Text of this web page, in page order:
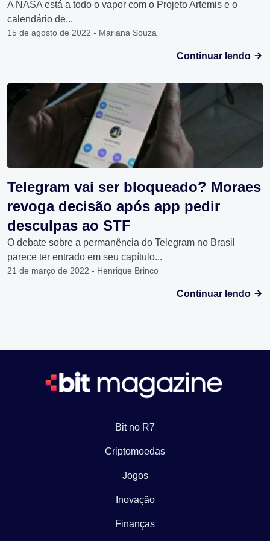
A NASA está a todo o vapor com o Projeto Artemis e o
calendário de...
15 de agosto de 2022 - Mariana Souza
Continuar lendo
Telegram vai ser bloqueado? Moraes
revoga decisão após app pedir
desculpas ao STF
O debate sobre a permanência do Telegram no Brasil
parece ter entrado em seu capítulo...
21 de março de 2022 - Henrique Brinco
Continuar lendo
Bit no R7
Criptomoedas
Jogos
Inovação
Finanças